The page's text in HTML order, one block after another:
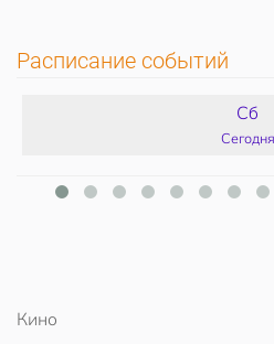
Расписание событий
Сб
Сегодня
Кино